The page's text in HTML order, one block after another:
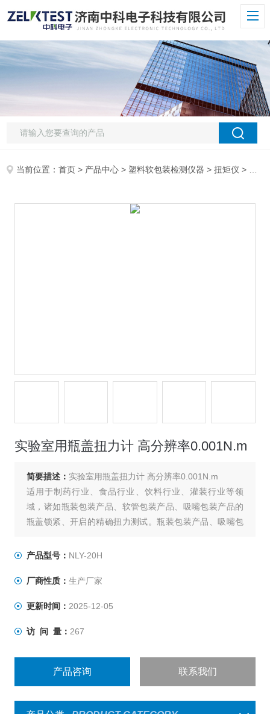
当前位置：首页 > 产品中心 > 塑料软包装检测仪器 >扭矩仪 > NLY-20H实验室用瓶盖扭力计 高分辨率0.001N.m
实验室用瓶盖扭力计 高分辨率0.001N.m
简要描述： 实验室用瓶盖扭力计 高分辨率0.001N.m
适用于制药行业、食品行业、饮料行业、灌装行业等领
域，诸如瓶装包装产品、软管包装产品、吸嘴包装产品的
瓶盖锁紧、开启的精确扭力测试。瓶装包装产品、吸嘴包
生产单位离线或在线重点控制的工艺参数之一。
产品型号： NLY-20H
厂商性质： 生产厂家
更新时间： 2025-12-05
访 问 量： 267
产品咨询 联系我们